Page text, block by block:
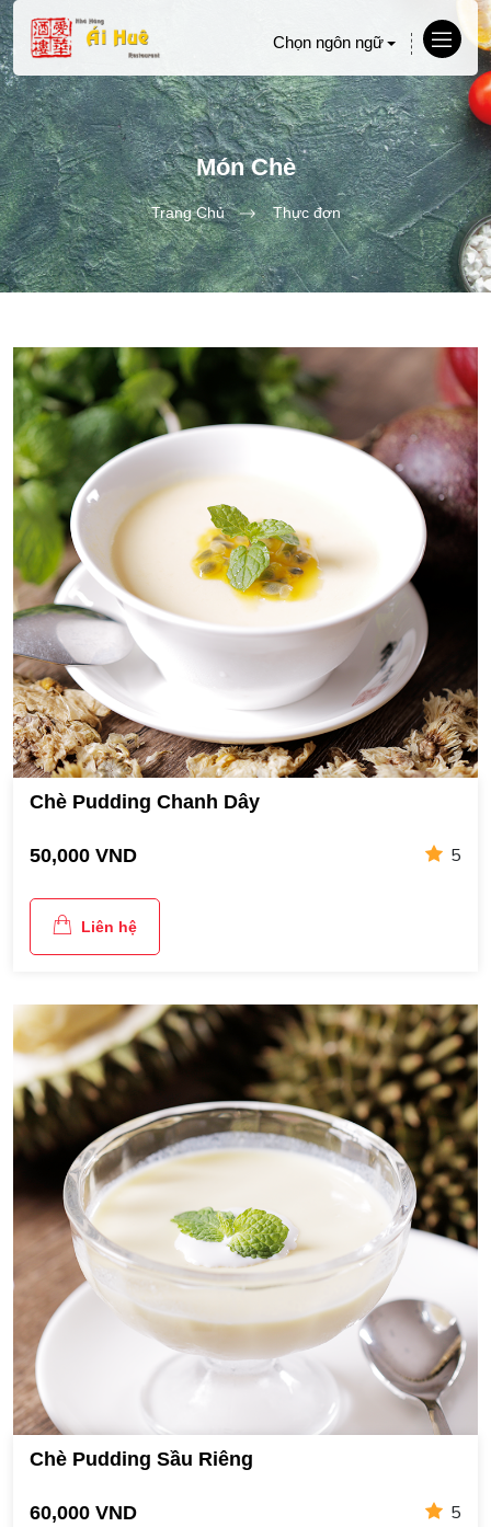
Chọn ngôn ngữ
Món Chè
Trang Chủ Thực đơn
Chè Pudding Chanh Dây
50,000 VND 5
Liên hệ
Chè Pudding Sầu Riêng
60,000 VND 5